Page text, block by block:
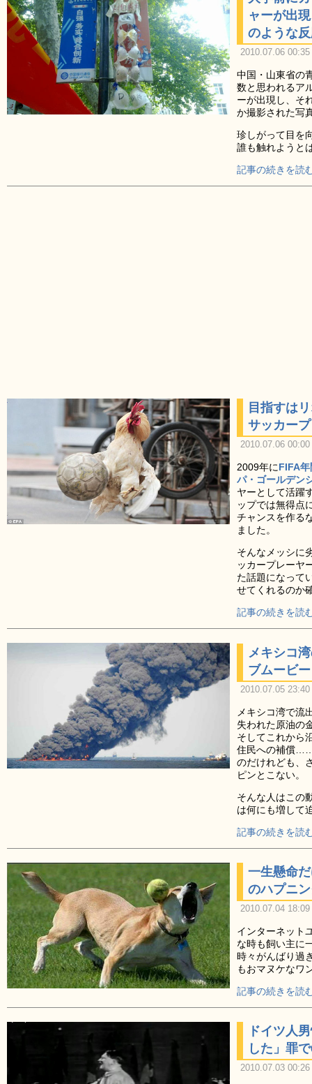
ャーが出
のような
2010.07.06
中国・山東省の
数と思われるア
ーが出現し、そ
か撮影された写
珍しがって目を
誰も触れようと
記事の続きを読
目指すは
サッカー
2010.07.06
2009年にFIFA
パ・ゴールデン
ヤーとして活躍
ップでは無得点
チャンスを作る
ました。
そんなメッシに
ッカープレーヤ
た話題になって
せてくれるのか
記事の続きを読
メキシコ
ブムービー
2010.07.05
メキシコ湾で流
失われた原油の
そしてこれから
住民への補償……
のだけれども、
ピンとこない。
そんな人はこの
は何にも増して
記事の続きを読
一生懸命
のハプニ
2010.07.04
インターネット
な時も飼い主に
時々がんばり過
もおマヌケなワ
記事の続きを読
ドイツ人
した」罪
2010.07.03